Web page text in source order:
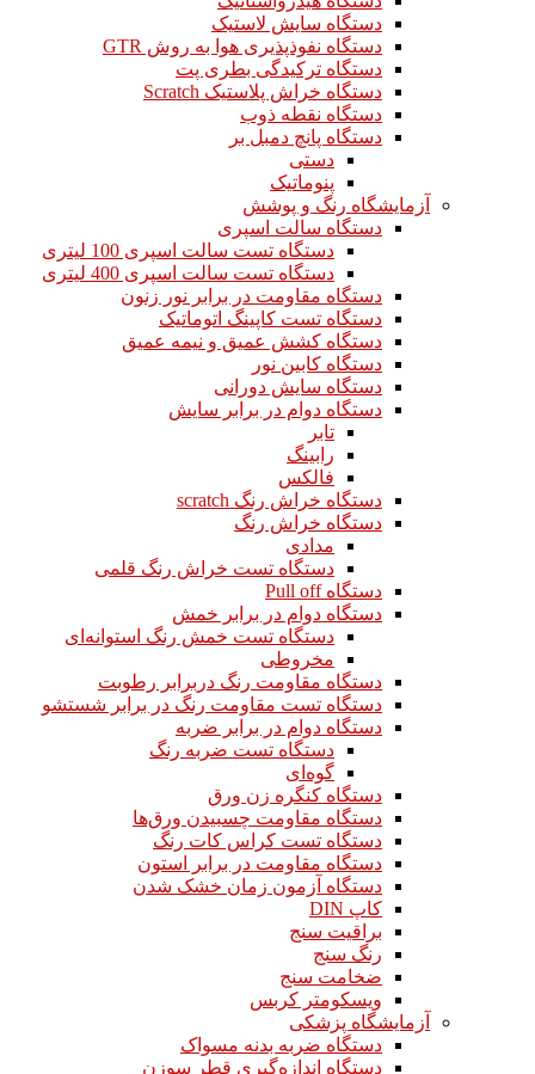
دستگاه سایش لاستیک
دستگاه نفوذپذیری هوا به روش GTR
دستگاه ترکیدگی بطری پت
دستگاه خراش پلاستیک Scratch
دستگاه نقطه ذوب
دستگاه پانچ دمبل بر
دستی
پنوماتیک
آزمایشگاه رنگ و پوشش
دستگاه سالت اسپری
دستگاه تست سالت اسپری 100 لیتری
دستگاه تست سالت اسپری 400 لیتری
دستگاه مقاومت در برابر نور زنون
دستگاه تست کاپینگ اتوماتیک
دستگاه کشش عمیق و نیمه عمیق
دستگاه کابین نور
دستگاه سایش دورانی
دستگاه دوام در برابر سایش
تابر
رابینگ
فالکس
دستگاه خراش رنگ scratch
دستگاه خراش رنگ
مدادی
دستگاه تست خراش رنگ قلمی
دستگاه Pull off
دستگاه دوام در برابر خمش
دستگاه تست خمش رنگ استوانه‌ای
مخروطی
دستگاه مقاومت رنگ دربرابر رطوبت
دستگاه تست مقاومت رنگ در برابر شستشو
دستگاه دوام در برابر ضربه
دستگاه تست ضربه رنگ
گوه‌ای
دستگاه کنگره زن ورق
دستگاه مقاومت چسبیدن ورق‌ها
دستگاه تست کراس کات رنگ
دستگاه مقاومت در برابر استون
دستگاه آزمون زمان خشک شدن
کاپ DIN
براقیت سنج
رنگ سنج
ضخامت سنج
ویسکومتر کربس
آزمایشگاه پزشکی
دستگاه ضربه بدنه مسواک
دستگاه اندازه‌گیری قطر سوزن